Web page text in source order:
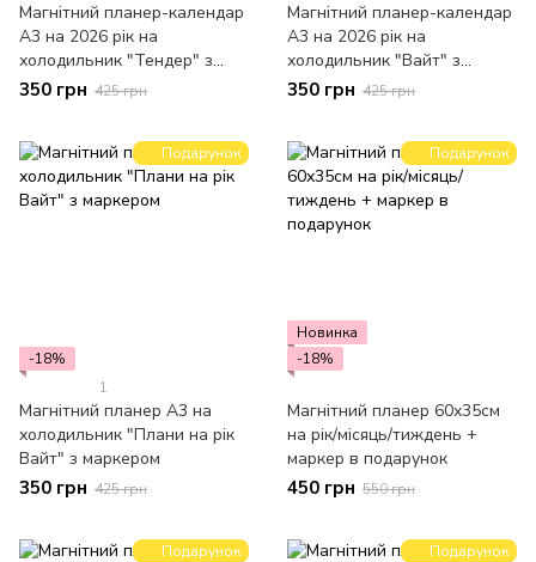
Магнітний планер-календар
А3 на 2026 рік на
холодильник "Тендер" з
маркером
350 грн 425 грн
Магнітний планер-календар
А3 на 2026 рік на
холодильник "Вайт" з
маркером
350 грн 425 грн
Подарунок
-18%
1
Магнітний планер А3 на
холодильник "Плани на рік
Вайт" з маркером
350 грн 425 грн
Подарунок
Новинка
-18%
Магнітний планер 60х35см
на рік/місяць/тиждень +
маркер в подарунок
450 грн 550 грн
Подарунок Подарунок